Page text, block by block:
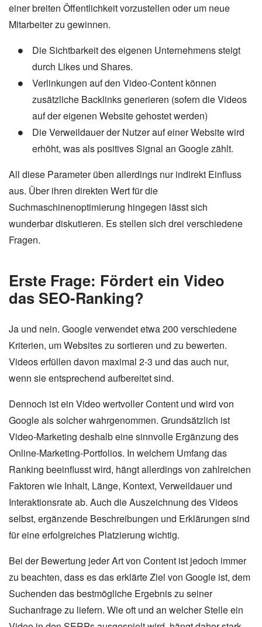
einer breiten Öffentlichkeit vorzustellen oder um neue
Mitarbeiter zu gewinnen.
Die Sichtbarkeit des eigenen Unternehmens steigt
durch Likes und Shares.
Verlinkungen auf den Video-Content können
zusätzliche Backlinks generieren (sofern die Videos
auf der eigenen Website gehostet werden)
Die Verweildauer der Nutzer auf einer Website wird
erhöht, was als positives Signal an Google zählt.
All diese Parameter üben allerdings nur indirekt Einfluss
aus. Über ihren direkten Wert für die
Suchmaschinenoptimierung hingegen lässt sich
wunderbar diskutieren. Es stellen sich drei verschiedene
Fragen.
Erste Frage: Fördert ein Video
das SEO-Ranking?
Ja und nein. Google verwendet etwa 200 verschiedene
Kriterien, um Websites zu sortieren und zu bewerten.
Videos erfüllen davon maximal 2-3 und das auch nur,
wenn sie entsprechend aufbereitet sind.
Dennoch ist ein Video wertvoller Content und wird von
Google als solcher wahrgenommen. Grundsätzlich ist
Video-Marketing deshalb eine sinnvolle Ergänzung des
Online-Marketing-Portfolios. In welchem Umfang das
Ranking beeinflusst wird, hängt allerdings von zahlreichen
Faktoren wie Inhalt, Länge, Kontext, Verweildauer und
Interaktionsrate ab. Auch die Auszeichnung des Videos
selbst, ergänzende Beschreibungen und Erklärungen sind
für eine erfolgreiches Platzierung wichtig.
Bei der Bewertung jeder Art von Content ist jedoch immer
zu beachten, dass es das erklärte Ziel von Google ist, dem
Suchenden das bestmögliche Ergebnis zu seiner
Suchanfrage zu liefern. Wie oft und an welcher Stelle ein